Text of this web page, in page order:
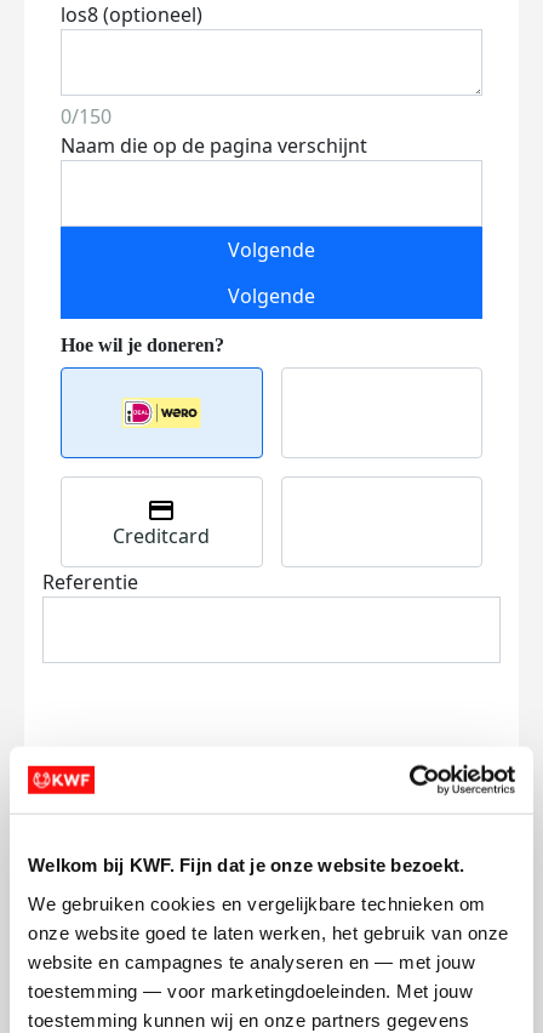
Welkom bij KWF. Fijn dat je onze website bezoekt.
We gebruiken cookies en vergelijkbare technieken om
onze website goed te laten werken, het gebruik van onze
website en campagnes te analyseren en — met jouw
toestemming — voor marketingdoeleinden. Met jouw
toestemming kunnen wij en onze partners gegevens
los8 (optioneel)
0/150
Naam die op de pagina verschijnt
Volgende
Volgende
Creditcard
Referentie
Ik wil bijdragen aan de transactiekosten
Doneer nu